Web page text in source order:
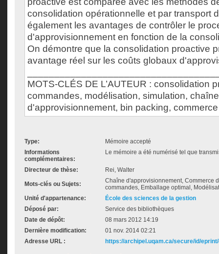
consolidation opérationnelle et par transport
également les avantages de contrôler le
d'approvisionnement en fonction de la
On démontre que la consolidation proactive
avantage réel sur les coûts globaux
MOTS-CLÉS DE L’AUTEUR : consolidation
commandes, modélisation, simulation, chaîne
d'approvisionnement, bin packing,
Type:
Mémoire accepté
Informations
complémentaires:
Le mémoire a été numérisé tel que
Directeur de thèse: Rei, Walter
Mots-clés ou Sujets:
Chaîne d'approvisionnement, Commerce
commandes, Emballage optimal,
Unité d'appartenance:
École des sciences de la gestion
Déposé par:
Service des bibliothèques
Date de dépôt:
08 mars 2012 14:19
Dernière modification:
01 nov. 2014 02:21
Adresse URL :
https://archipel.uqam.ca/secure/id/